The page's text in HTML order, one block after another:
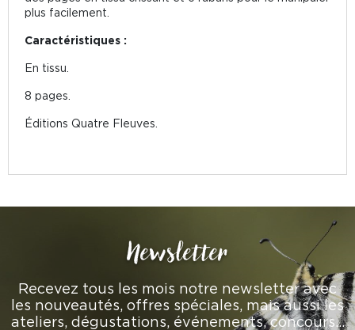
plus facilement.
Caractéristiques :
En tissu.
8 pages.
Éditions Quatre Fleuves.
Newsletter
Recevez tous les mois notre newsletter avec
les nouveautés, offres spéciales, mais aussi les
ateliers, dégustations, événements, concours…